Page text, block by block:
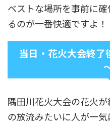
ベストな場所を事前に
るのが一番快適ですよ！
当日・花火大会終
隅田川花火大会の花火
の放流みたいに人が一気